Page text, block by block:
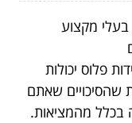
בעלי מקצוע
פלוס יכולות
שהסיכויים שאתם
בכלל מהמציאות.